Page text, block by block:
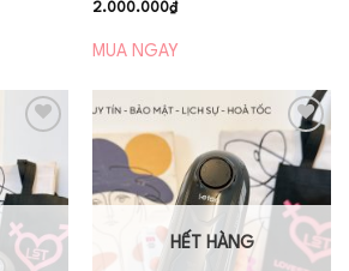
2.000.000₫
MUA NGAY
Add to
wishlist
wishlist
HẾT HÀNG